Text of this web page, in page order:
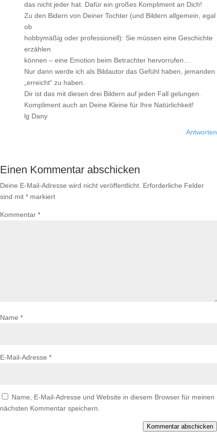
das nicht jeder hat. Dafür ein großes Kompliment an Dich!
Zu den Bidern von Deiner Tochter (und Bildern allgemein, egal
ob
hobbymäßig oder professionell): Sie müssen eine Geschichte
erzählen
können – eine Emotion beim Betrachter hervorrufen…
Nur dann werde ich als Bildautor das Gefühl haben, jemanden
„erreicht“ zu haben.
Dir ist das mit diesen drei Bildern auf jeden Fall gelungen.
Kompliment auch an Deine Kleine für Ihre Natürlichkeit!
lg Dany
Antworten
Einen Kommentar abschicken
Deine E-Mail-Adresse wird nicht veröffentlicht. Erforderliche Felder
sind mit * markiert
Kommentar *
Name *
E-Mail-Adresse *
Name, E-Mail-Adresse und Website in diesem Browser für meinen
nächsten Kommentar speichern.
Kommentar abschicken